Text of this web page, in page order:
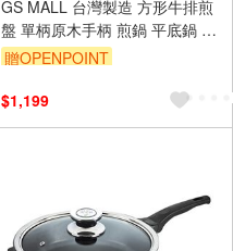
GS MALL 台灣製造 方形牛排煎
盤 單柄原木手柄 煎鍋 平底鍋 不
沾鍋 中鋼碳鋼 鐵鍋 鍋具 牛排鍋
贈OPENPOINT
$1,199